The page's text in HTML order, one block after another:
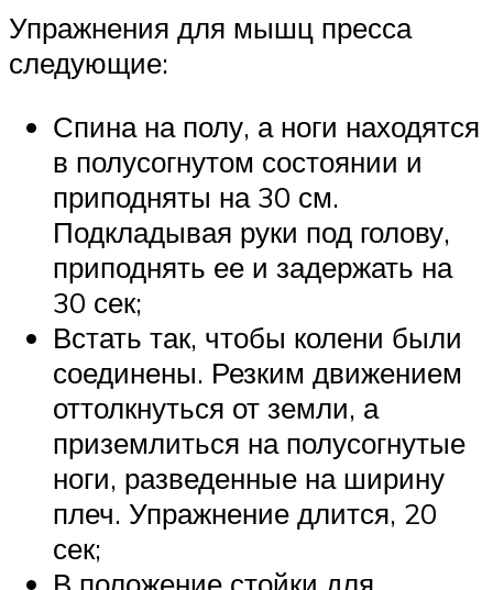
Упражнения для мышц пресса
следующие:
Спина на полу, а ноги находятся
в полусогнутом состоянии и
приподняты на 30 см.
Подкладывая руки под голову,
приподнять ее и задержать на
30 сек;
Встать так, чтобы колени были
соединены. Резким движением
оттолкнуться от земли, а
приземлиться на полусогнутые
ноги, разведенные на ширину
плеч. Упражнение длится, 20
сек;